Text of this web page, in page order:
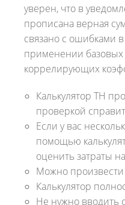
уверен, что в
прописана верная
связано с ошибками в
применении базовых
коррелирующих
Калькулятор ТН
проверкой
Если у вас
помощью
оценить затраты
Можно произвести
Калькулятор
Не нужно вводить